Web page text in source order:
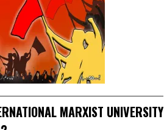
MARXIST UNIVERSITY